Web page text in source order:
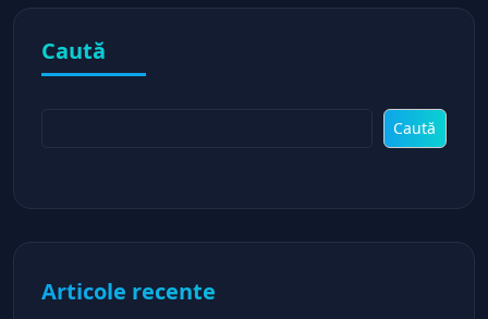
Caută
Caută
Articole recente